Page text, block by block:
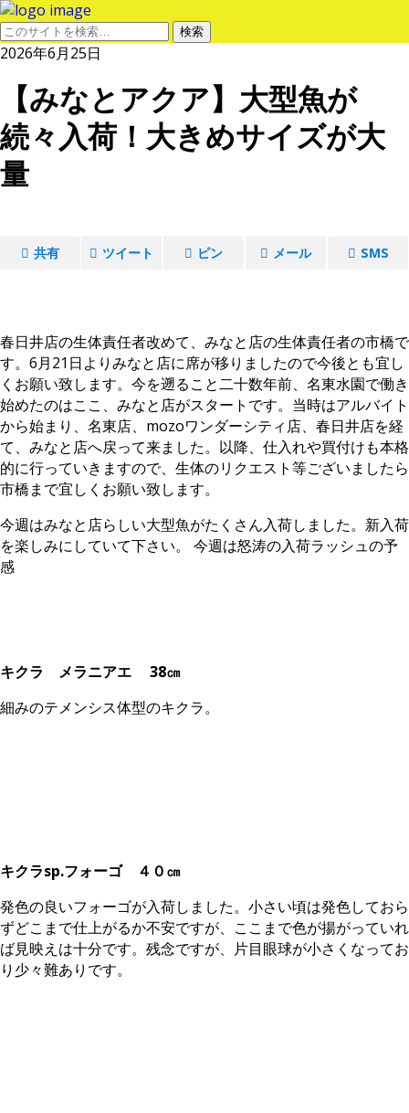
2026年6月25日
【みなとアクア】大型魚が
続々入荷！大きめサイズが大
量
共有 ツイート ピン メール SMS
春日井店の生体責任者改めて、みなと店の生体責任者の市橋で
す。6月21日よりみなと店に席が移りましたので今後とも宜し
くお願い致します。今を遡ること二十数年前、名東水園で働き
始めたのはここ、みなと店がスタートです。当時はアルバイト
から始まり、名東店、mozoワンダーシティ店、春日井店を経
て、みなと店へ戻って来ました。以降、仕入れや買付けも本格
的に行っていきますので、生体のリクエスト等ございましたら
市橋まで宜しくお願い致します。
今週はみなと店らしい大型魚がたくさん入荷しました。新入荷
を楽しみにしていて下さい。 今週は怒涛の入荷ラッシュの予
感
キクラ メラニアエ 38㎝
細みのテメンシス体型のキクラ。
キクラsp.フォーゴ ４０㎝
発色の良いフォーゴが入荷しました。小さい頃は発色しておら
ずどこまで仕上がるか不安ですが、ここまで色が揚がっていれ
ば見映えは十分です。残念ですが、片目眼球が小さくなってお
り少々難ありです。